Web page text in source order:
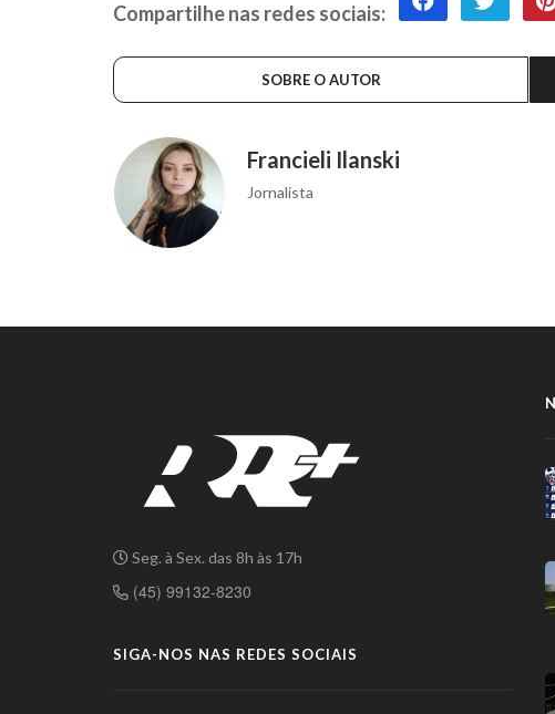
Compartilhe nas redes sociais:
SOBRE O AUTOR
Francieli Ilanski
Jornalista
Seg. à Sex. das 8h às 17h
(45) 99132-8230
SIGA-NOS NAS REDES SOCIAIS